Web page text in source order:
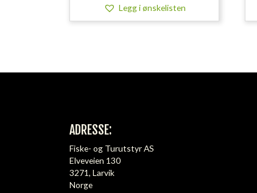
Legg i ønskelisten
ADRESSE:
Fiske- og Turutstyr AS
Elveveien 130
3271, Larvik
Norge